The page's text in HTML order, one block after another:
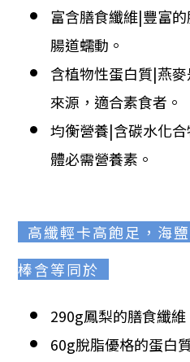
富含膳食纖維|豐富
腸道蠕動。
含植物性蛋白質|燕
來源，適合素食者。
均衡營養|含碳水化
體必需營養素。
高纖輕卡高飽足，海
棒含等同於
290g鳳梨的膳食纖維
60g脫脂優格的蛋白